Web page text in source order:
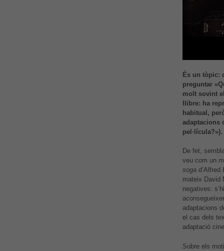
És un tòpic:
preguntar
molt sovint
llibre: ha
habitual,
adaptacions
pel·lícula?»).
De fet,
veu com un
sogad’Alfred
mateix David
negatives:
adaptacions
el cas dels
adaptació
Sobre els